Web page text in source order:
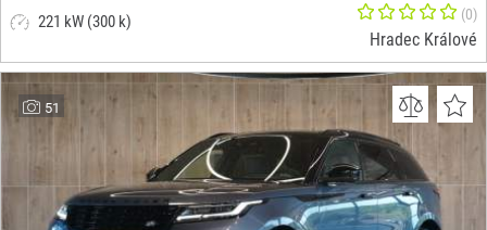
221 kW (300 k)
(0)
Hradec Králové
51